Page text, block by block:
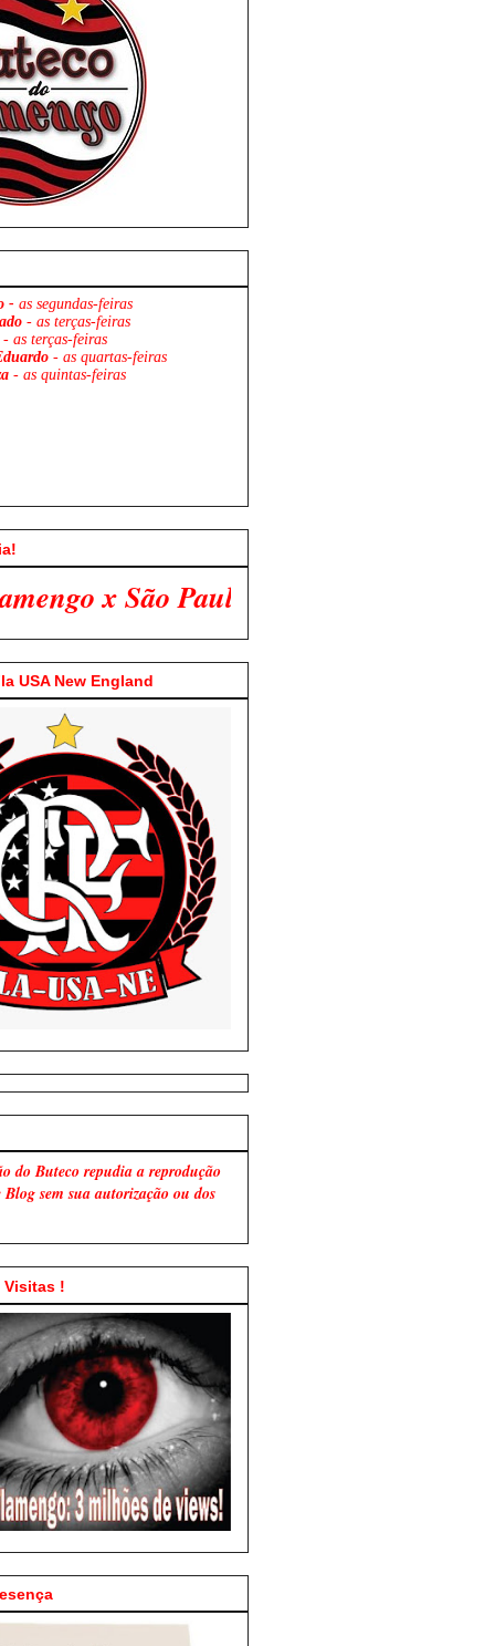
- as segundas-feiras
- as terças-feiras
- as terças-feiras
- as quartas-feiras
- as quintas-feiras
Paulo. Venha Participar Conosco!
USA New England
do Buteco repudia a reprodução
Blog sem sua autorização ou dos
Visitas !